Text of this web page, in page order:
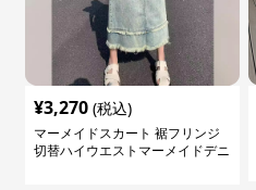
¥3,270 (税込)
マーメイドスカート 裾フリンジ
切替ハイウエストマーメイドデニ